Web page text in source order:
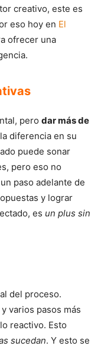
creativo, este es
eso hoy en El
ofrecer una
pero dar más de
diferencia en su
puede sonar
pero eso no
paso adelante de
y lograr
es un plus sin
del proceso.
varios pasos más
reactivo. Esto
sucedan. Y esto se